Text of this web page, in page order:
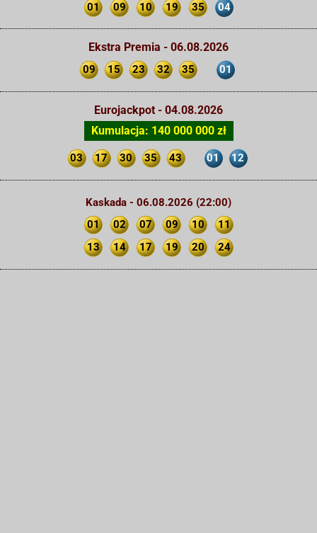
01 09 10 19 35 04
Ekstra Premia - 06.08.2026
09 15 23 32 35 01
Eurojackpot - 04.08.2026
Kumulacja: 140 000 000 zł
03 17 30 35 43 01 12
Kaskada - 06.08.2026 (22:00)
01
02 07 09 10
11
13
14 17 19 20 24